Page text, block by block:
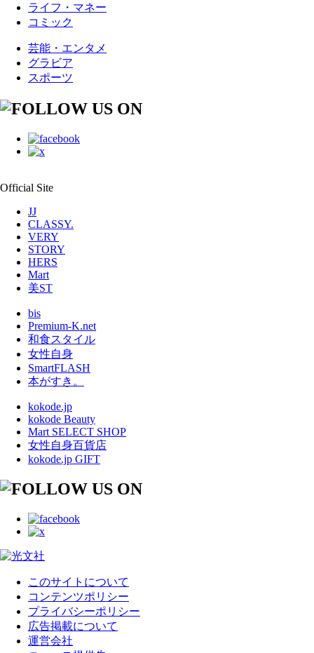
ライフ・マネー
コミック
芸能・エンタメ
グラビア
スポーツ
Official Site
JJ
CLASSY.
VERY
STORY
HERS
Mart
美ST
bis
Premium-K.net
和食スタイル
女性自身
SmartFLASH
本がすき。
kokode.jp
kokode Beauty
Mart SELECT SHOP
女性自身百貨店
kokode.jp GIFT
このサイトについて
コンテンツポリシー
プライバシーポリシー
広告掲載について
運営会社